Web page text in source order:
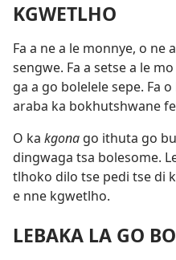
KGWETLHO
Fa a ne a le monnye, o ne
sengwe. Fa a setse a le
ga a go bolelele sepe. Fa
araba ka bokhutshwane
O ka kgona go ithuta go
dingwaga tsa bolesome.
tlhoko dilo tse pedi tse di
e nne kgwetlho.
LEBAKA LA GO